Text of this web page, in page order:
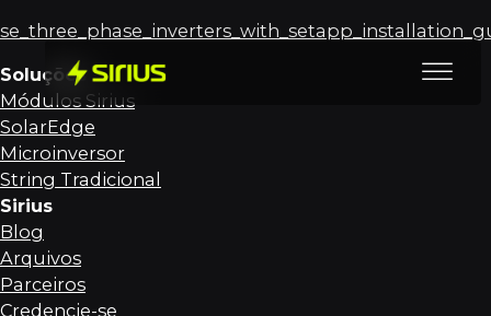
Sirius
Blog
Arquivos
Parceiros
Credencie-se
Soluções
Módulos Sirius
SolarEdge
Microinversor
String Tradicional